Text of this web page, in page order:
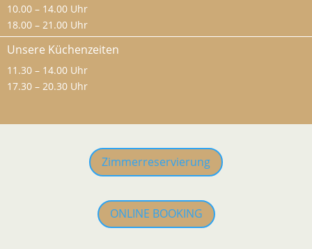
10.00 – 14.00 Uhr
18.00 – 21.00 Uhr
Unsere Küchenzeiten
11.30 – 14.00 Uhr
17.30 – 20.30 Uhr
Zimmerreservierung
ONLINE BOOKING